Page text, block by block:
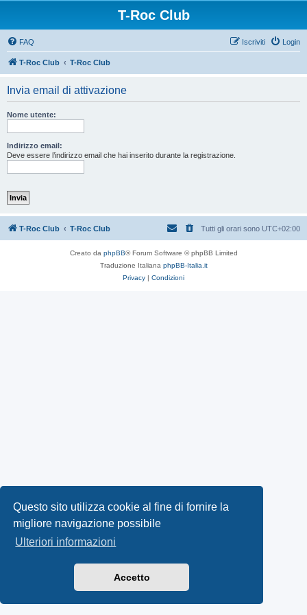
Questo sito utilizza cookie al fine di fornire la
migliore navigazione possibile
Ulteriori informazioni
Accetto
T-Roc Club
FAQ Login
Iscriviti
T-Roc Club T-Roc Club
Invia email di attivazione
Nome utente:
Indirizzo email:
Deve essere l’indirizzo email che hai inserito durante la registrazione.
T-Roc Club T-Roc Club Tutti gli orari sono UTC+02:00
Creato da phpBB® Forum Software © phpBB Limited
Traduzione Italiana phpBB-Italia.it
Privacy | Condizioni